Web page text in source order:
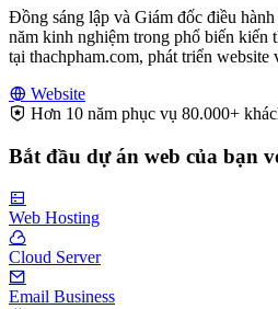
Đồng sáng lập và Giám đốc điều
năm kinh nghiệm trong phổ biến kiến
tại thachpham.com, phát triển website
Website
Hơn 10 năm phục vụ 80.000+
Bắt đầu dự án web của bạn
Web Hosting
Cloud Server
Email Business